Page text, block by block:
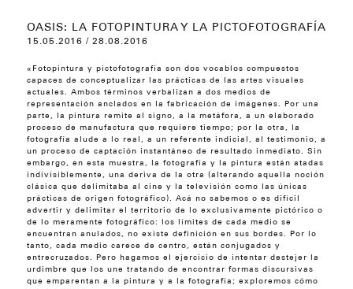
OASIS: LA FOTOPINTURA Y LA PICTOFOTOGRAFÍA
15.05.2016 / 28.08.2016
«Fotopintura y pictofotografía son dos vocablos compuestos
capaces de conceptualizar las prácticas de las artes visuales
actuales. Ambos términos verbalizan a dos medios de
representación anclados en la fabricación de imágenes. Por una
parte, la pintura remite al signo, a la metáfora, a un elaborado
proceso de manufactura que requiere tiempo; por la otra, la
fotografía alude a lo real, a un referente indicial, al testimonio, a
un proceso de captación instantáneo de resultado inmediato. Sin
embargo, en esta muestra, la fotografía y la pintura están atadas
indivisiblemente, una deriva de la otra (alterando aquella noción
clásica que delimitaba al cine y la televisión como las únicas
prácticas de origen fotográfico). Acá no sabemos o es difícil
advertir y delimitar el territorio de lo exclusivamente pictórico o
de lo meramente fotográfico: los límites de cada medio se
encuentran anulados, no existe definición en sus bordes. Por lo
tanto, cada medio carece de centro, están conjugados y
entrecruzados. Pero hagamos el ejercicio de intentar destejer la
urdimbre que los une tratando de encontrar formas discursivas
que emparentan a la pintura y a la fotografía; exploremos cómo